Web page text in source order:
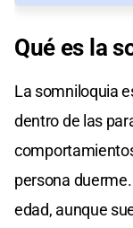
Qué es la
La somniloquia
dentro de las
persona
edad, aunque